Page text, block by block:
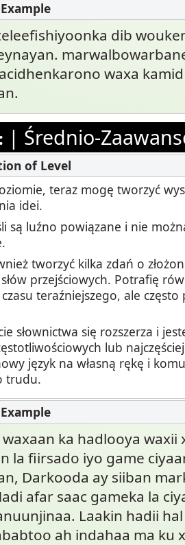
dib
waxa
| Średnio-
teraz mogę tworzyć
idei.
są luźno powiązane i nie
tworzyć kilka zdań o
przejściowych. Potrafię
teraźniejszego, ale
słownictwa się rozszerza i
lub
język na własną rękę i
trudu.
ka hadlooya
la fiirsado iyo game
Darkooda ay siiban
afar saac gameka la
Laakin hadii
ah indahaa ma ku